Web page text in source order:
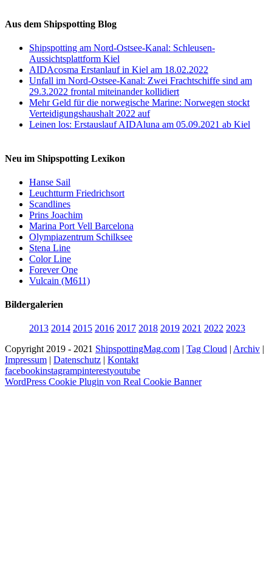
Aus dem Shipspotting Blog
Shipspotting am Nord-Ostsee-Kanal: Schleusen-
Aussichtsplattform Kiel
AIDAcosma Erstanlauf in Kiel am 18.02.2022
Unfall im Nord-Ostsee-Kanal: Zwei Frachtschiffe sind am
29.3.2022 frontal miteinander kollidiert
Mehr Geld für die norwegische Marine: Norwegen stockt
Verteidigungshaushalt 2022 auf
Leinen los: Erstauslauf AIDAluna am 05.09.2021 ab Kiel
Neu im Shipspotting Lexikon
Hanse Sail
Leuchtturm Friedrichsort
Scandlines
Prins Joachim
Marina Port Vell Barcelona
Olympiazentrum Schilksee
Stena Line
Color Line
Forever One
Vulcain (M611)
Bildergalerien
2013 2014 2015 2016 2017 2018 2019 2021 2022 2023
Copyright 2019 - 2021 ShipspottingMag.com | Tag Cloud | Archiv |
Impressum | Datenschutz | Kontakt
facebookinstagrampinterestyoutube
WordPress Cookie Plugin von Real Cookie Banner